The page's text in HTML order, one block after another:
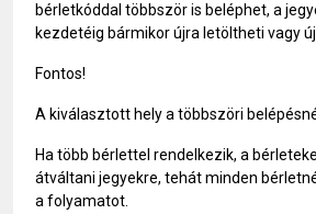
bérletkóddal többször is beléphet, a
kezdetéig bármikor újra letöltheti vagy
Fontos!
A kiválasztott hely a többszöri
Ha több bérlettel rendelkezik, a
átváltani jegyekre, tehát minden
a folyamatot.